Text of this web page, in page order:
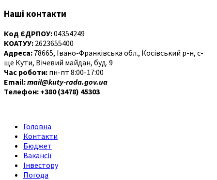
Наші контакти
Код ЄДРПОУ:04354249
КОАТУУ: 2623655400
Адреса: 78665, Івано-Франківська обл., Косівський р-н, с-
ще Кути, Вічевий майдан, буд. 9
Час роботи: пн-пт 8:00-17:00
Email:mail@kuty-rada.gov.ua
Телефон: +380 (3478) 45303
Головна
Контакти
Бюджет
Вакансії
Інвестору
Погода